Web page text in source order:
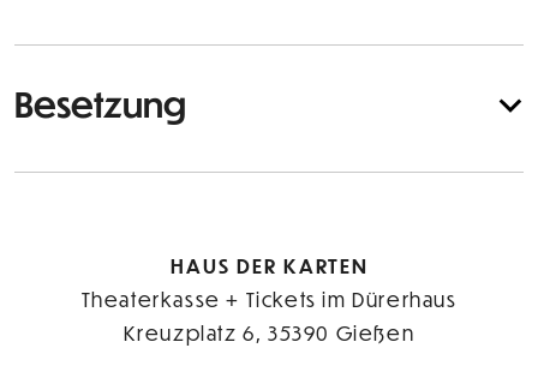
Besetzung
HAUS DER KARTEN
Theaterkasse + Tickets im Dürerhaus
Kreuzplatz 6, 35390 Gießen